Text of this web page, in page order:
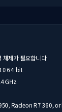
체제가 필요합니다
64-bit
GHz
Radeon R7 360,